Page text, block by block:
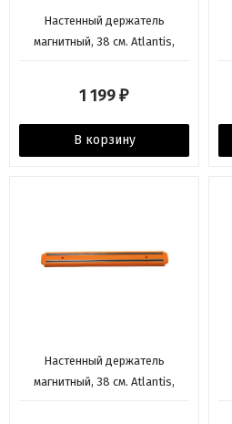
Настенный держатель
магнитный, 38 см. Atlantis,
1 199 ₽
В корзину
Настенный держатель
магнитный, 38 см. Atlantis,